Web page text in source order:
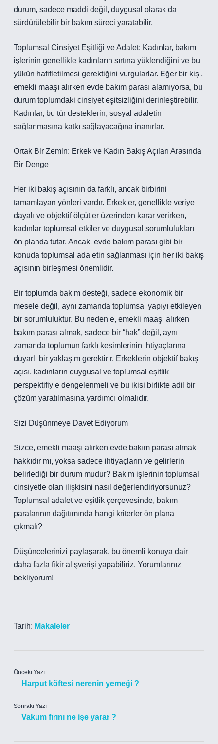
durum, sadece maddi değil, duygusal olarak da
sürdürülebilir bir bakım süreci yaratabilir.
Toplumsal Cinsiyet Eşitliği ve Adalet: Kadınlar, bakım
işlerinin genellikle kadınların sırtına yüklendiğini ve bu
yükün hafifletilmesi gerektiğini vurgularlar. Eğer bir kişi,
emekli maaşı alırken evde bakım parası alamıyorsa, bu
durum toplumdaki cinsiyet eşitsizliğini derinleştirebilir.
Kadınlar, bu tür desteklerin, sosyal adaletin
sağlanmasına katkı sağlayacağına inanırlar.
Ortak Bir Zemin: Erkek ve Kadın Bakış Açıları Arasında
Bir Denge
Her iki bakış açısının da farklı, ancak birbirini
tamamlayan yönleri vardır. Erkekler, genellikle veriye
dayalı ve objektif ölçütler üzerinden karar verirken,
kadınlar toplumsal etkiler ve duygusal sorumlulukları
ön planda tutar. Ancak, evde bakım parası gibi bir
konuda toplumsal adaletin sağlanması için her iki bakış
açısının birleşmesi önemlidir.
Bir toplumda bakım desteği, sadece ekonomik bir
mesele değil, aynı zamanda toplumsal yapıyı etkileyen
bir sorumluluktur. Bu nedenle, emekli maaşı alırken
bakım parası almak, sadece bir “hak” değil, aynı
zamanda toplumun farklı kesimlerinin ihtiyaçlarına
duyarlı bir yaklaşım gerektirir. Erkeklerin objektif bakış
açısı, kadınların duygusal ve toplumsal eşitlik
perspektifiyle dengelenmeli ve bu ikisi birlikte adil bir
çözüm yaratılmasına yardımcı olmalıdır.
Sizi Düşünmeye Davet Ediyorum
Sizce, emekli maaşı alırken evde bakım parası almak
hakkıdır mı, yoksa sadece ihtiyaçların ve gelirlerin
belirlediği bir durum mudur? Bakım işlerinin toplumsal
cinsiyetle olan ilişkisini nasıl değerlendiriyorsunuz?
Toplumsal adalet ve eşitlik çerçevesinde, bakım
paralarının dağıtımında hangi kriterler ön plana
çıkmalı?
Düşüncelerinizi paylaşarak, bu önemli konuya dair
daha fazla fikir alışverişi yapabiliriz. Yorumlarınızı
bekliyorum!
Tarih: Makaleler
Önceki Yazı
Harput köftesi nerenin yemeği ?
Sonraki Yazı
Vakum fırını ne işe yarar ?